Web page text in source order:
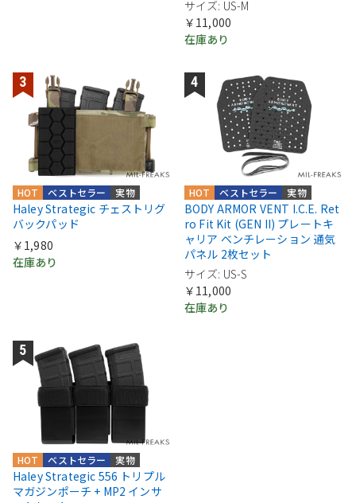
サイズ: US-M
￥11,000
在庫あり
実物
ベストセラー
HOT
Haley Strategic チェストリグ
バックパッド
￥1,980
在庫あり
実物
ベストセラー
HOT
BODY ARMOR VENT I.C.E. Ret
ro Fit Kit (GEN II) プレートキ
ャリア ベンチレーション 通気
パネル 2枚セット
サイズ: US-S
￥11,000
在庫あり
実物
ベストセラー
HOT
Haley Strategic 556 トリプル
マガジンポーチ + MP2 インサ